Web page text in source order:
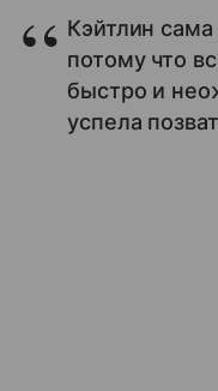
Кэйтлин
потому что
быстро и
успела